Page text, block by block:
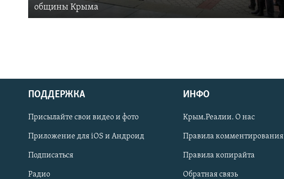
Українською
Qırımtatar
ПРИСОЕДИНЯЙТЕСЬ!
общины Крыма
ПОДДЕРЖКА
Присылайте свои видео и фото
Приложение для iOS и Андроид
Подписаться
Радио
ИНФО
Крым.Реалии. О нас
Правила комментирования
Правила копирайта
Обратная связь